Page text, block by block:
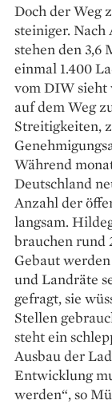
Doch der Weg
steiniger. Nach
stehen den 3,6
einmal 1.400
vom DIW sieht
auf dem Weg
Streitigkeiten,
Während
Deutschland
Anzahl der
langsam.
brauchen rund
Gebaut
und Landräte
gefragt, sie
Stellen
steht ein
Ausbau der
Entwicklung
werden“, so